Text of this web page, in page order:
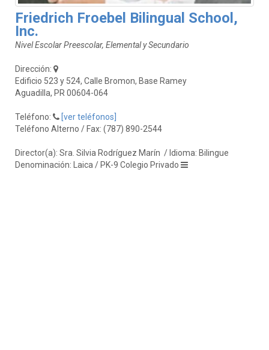
Friedrich Froebel Bilingual School,
Inc.
Nivel Escolar Preescolar, Elemental y Secundario
Dirección:
Edificio 523 y 524, Calle Bromon, Base Ramey
Aguadilla, PR 00604-064
Teléfono:
[ver teléfonos]
Teléfono Alterno / Fax: (787) 890-2544
Director(a): Sra. Silvia Rodríguez Marín / Idioma: Bilingue
Denominación: Laica / PK-9 Colegio Privado